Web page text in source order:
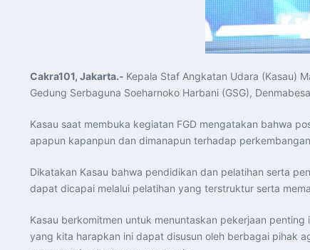
Cakra101, Jakarta.- Kepala Staf Angkatan Udara (Kasau)
Gedung Serbaguna Soeharnoko Harbani (GSG),
Kasau saat membuka kegiatan FGD mengatakan bahwa
apapun kapanpun dan dimanapun terhadap
Dikatakan Kasau bahwa pendidikan dan pelatihan serta
dapat dicapai melalui pelatihan yang terstruktur serta
Kasau berkomitmen untuk menuntaskan pekerjaan
yang kita harapkan ini dapat disusun oleh berbagai pihak